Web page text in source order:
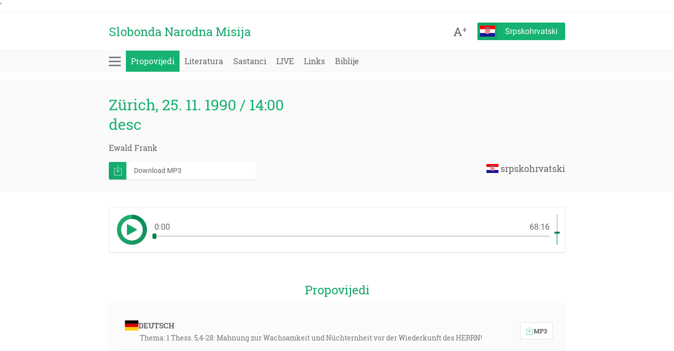
'
Slobonda Narodna Misija A+ Srpskohrvatski
Propovijedi Literatura Sastanci LIVE Links Biblije
Zürich, 25. 11. 1990 / 14:00
desc
Ewald Frank
srpskohrvatski
Download MP3
0:00 68:16
Propovijedi
DEUTSCH
Thema: 1 Thess. 5,4-28: Mahnung zur Wachsamkeit und Nüchternheit vor der Wiederkunft des HERRN!
MP3